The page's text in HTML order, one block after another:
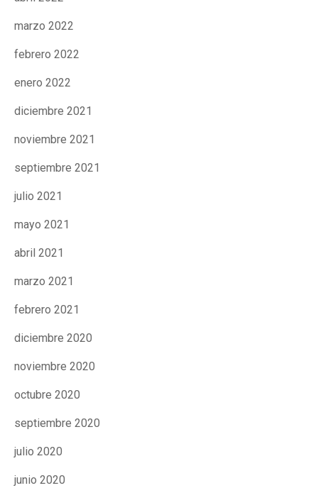
marzo 2022
febrero 2022
enero 2022
diciembre 2021
noviembre 2021
septiembre 2021
julio 2021
mayo 2021
abril 2021
marzo 2021
febrero 2021
diciembre 2020
noviembre 2020
octubre 2020
septiembre 2020
julio 2020
junio 2020
Treballa amb nosaltres
Treballa amb nosaltres